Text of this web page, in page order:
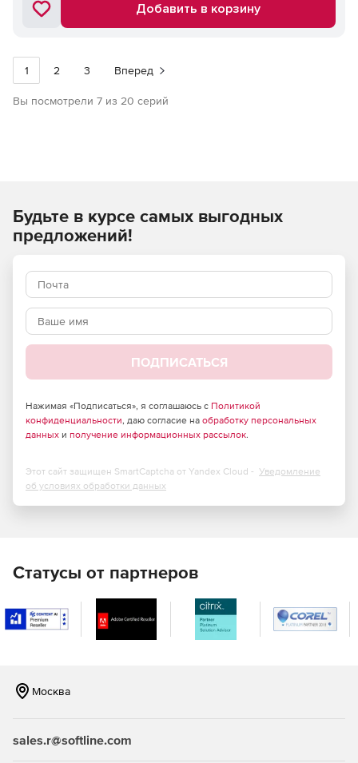
Добавить в корзину
1 2 3 Вперед
Вы посмотрели 7 из 20 серий
Будьте в курсе самых выгодных
предложений!
ПОДПИСАТЬСЯ
Нажимая «Подписаться», я соглашаюсь с Политикой
конфиденциальности, даю согласие на обработку персональных
данных и получение информационных рассылок.
Этот сайт защищен SmartCaptcha от Yandex Cloud - Уведомление
об условиях обработки данных
Статусы от партнеров
Москва
sales.r@softline.com